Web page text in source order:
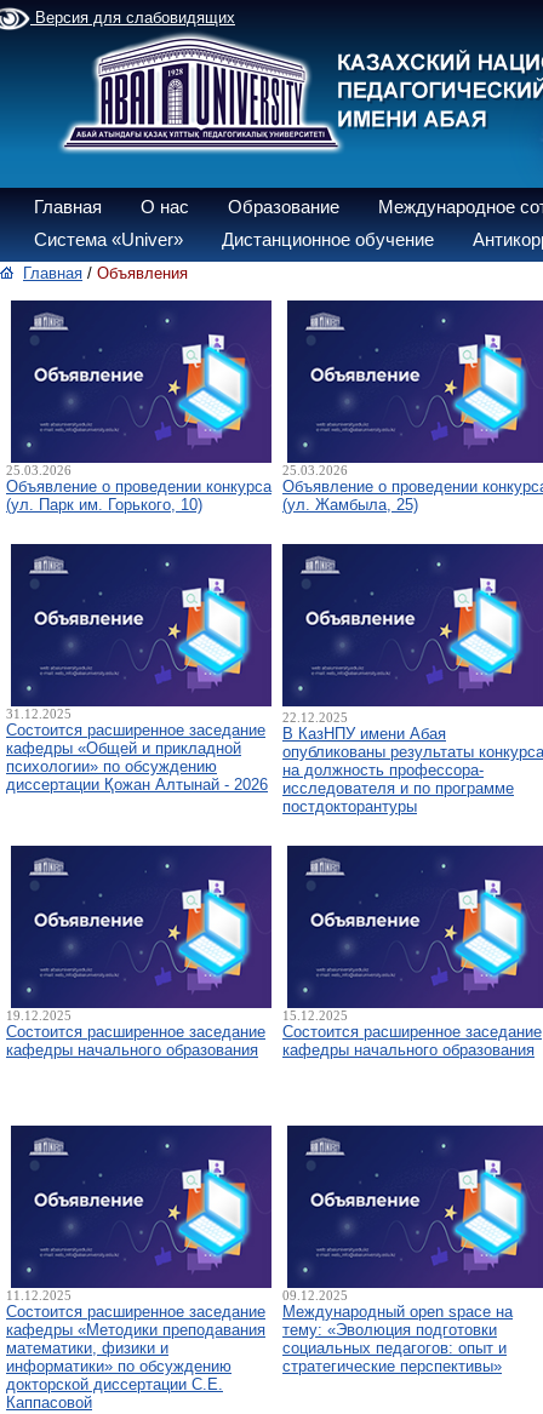
Версия для слабовидящих
Главная О нас Образование
Международное
Система «Univer»
Дистанционное обучение
Главная / Объявления
25.03.2026
Объявление о проведении конкурса
(ул. Парк им. Горького, 10)
25.03.2026
Объявление о проведении
(ул. Жамбыла, 25)
31.12.2025
Состоится расширенное заседание
кафедры «Общей и прикладной
психологии» по обсуждению
диссертации Қожан Алтынай - 2026
22.12.2025
В КазНПУ имени Абая
опубликованы результаты конкурса
на должность профессора-
исследователя и по программе
постдокторантуры
19.12.2025
Состоится расширенное заседание
кафедры начального образования
15.12.2025
Состоится расширенное заседание
кафедры начального образования
11.12.2025
Состоится расширенное заседание
кафедры «Методики преподавания
математики, физики и
информатики» по обсуждению
докторской диссертации С.Е.
Каппасовой
09.12.2025
Международный open space на
тему: «Эволюция подготовки
социальных педагогов: опыт и
стратегические перспективы»